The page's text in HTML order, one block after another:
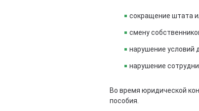
сокращение штата
смену
нарушение условий
нарушение
Во время юридической
пособия.